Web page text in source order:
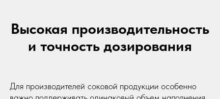
Высокая производительность
и точность дозирования
Для производителей соковой продукции особенно
dongfang2309@outlook.com
Блог
Контакты